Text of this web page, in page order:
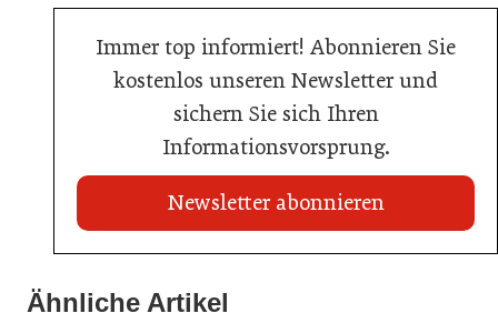
Immer top informiert! Abonnieren Sie
kostenlos unseren Newsletter und
sichern Sie sich Ihren
Informationsvorsprung.
Newsletter abonnieren
Ähnliche Artikel
20. Juli 2026
03. Juni 2026